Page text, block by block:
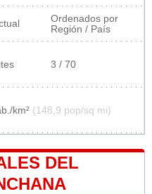
Ordenados por
Región / País
3 / 70
km² (148,9 pop/sq mi)
DEL